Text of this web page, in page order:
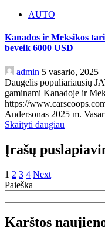
AUTO
Kanados ir Meksikos
beveik 6000 USD
admin 5 vasario, 2025
Daugelis populiariausių
gaminami Kanadoje ir
https://
Andersonas 2025 m.
Skaityti daugiau
Įrašų
1 2 3 4 Next
Paieška
Karštos